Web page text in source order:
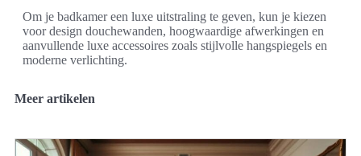
Om je badkamer een luxe uitstraling te geven, kun je kiezen
voor design douchewanden, hoogwaardige afwerkingen en
aanvullende luxe accessoires zoals stijlvolle hangspiegels en
moderne verlichting.
Meer artikelen